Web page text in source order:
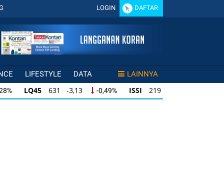
LOGIN DAFTAR
LIFESTYLE DATA LAINNYA
LQ45 631 -3,13 -0,49% ISSI 219 -0,63
LQ45 631 -3,13 -0,49% ISSI 219 -0,63